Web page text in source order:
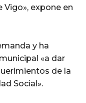
expone en
y ha
«a dar
de la
Social».